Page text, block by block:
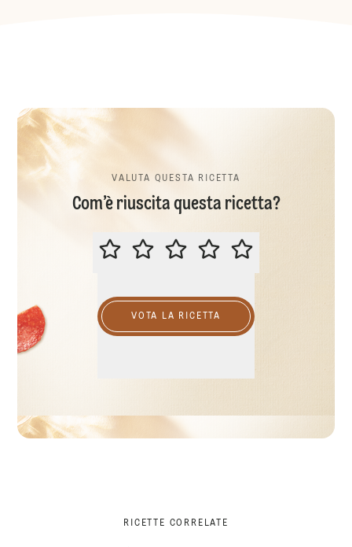
VALUTA QUESTA RICETTA
Com’è riuscita questa ricetta?
VALUTA QUESTA RICETTA
VOTA LA RICETTA
RICETTE CORRELATE